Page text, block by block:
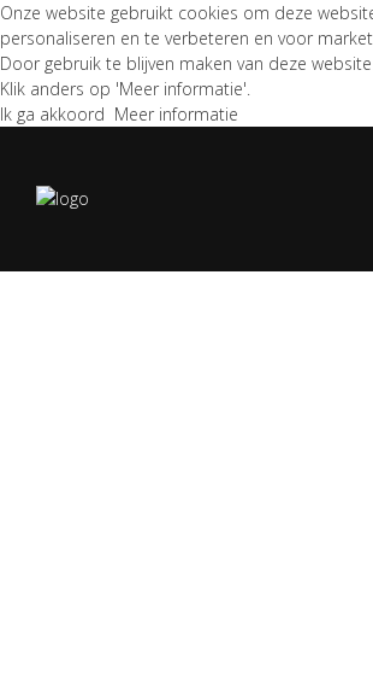
Onze website gebruikt cookies om deze
personaliseren en te verbeteren en voor
Door gebruik te blijven maken van deze
Klik anders op 'Meer informatie'.
Ik ga akkoord Meer informatie